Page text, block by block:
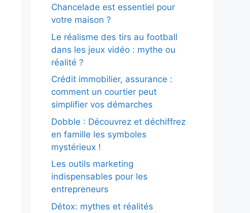
Chancelade est essentiel pour
votre maison ?
Le réalisme des tirs au football
dans les jeux vidéo : mythe ou
réalité ?
Crédit immobilier, assurance :
comment un courtier peut
simplifier vos démarches
Dobble : Découvrez et déchiffrez
en famille les symboles
mystérieux !
Les outils marketing
indispensables pour les
entrepreneurs
Détox: mythes et réalités